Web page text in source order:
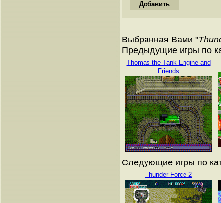
Выбранная Вами "
Предыдущие игры по
Thomas the Tank Engine and
Friends
Следующие игры по
Thunder Force 2